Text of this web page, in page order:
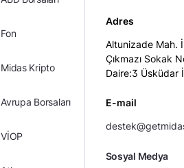
Fon
Midas Kripto
Avrupa Borsaları
VİOP
Adres
Altunizade Mah.
Çıkmazı Sokak
Daire:3 Üsküdar
E-mail
Sosyal Medya